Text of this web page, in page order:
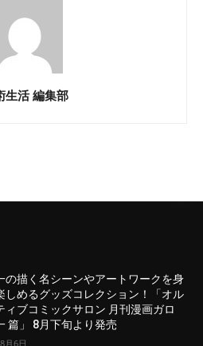
生活 編集部
の描く名シーンやアートワークを身
しめるグッズコレクション！「オル
ィブコミックサロン 月刊漫画ガロ
篇」 8月下旬より発売
月6日